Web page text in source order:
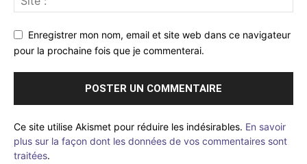
Enregistrer mon nom, email et site web dans ce navigateur
pour la prochaine fois que je commenterai.
Ce site utilise Akismet pour réduire les indésirables. En savoir
plus sur la façon dont les données de vos commentaires sont
traitées.